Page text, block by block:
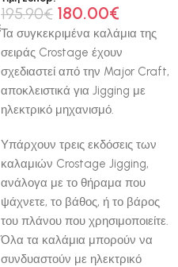
195.90€ 180.00€
Τα συγκεκριμένα καλάμια της
σειράς Crostage έχουν
σχεδιαστεί από την Major Craft,
αποκλειστικά για Jigging με
ηλεκτρικό μηχανισμό.
Υπάρχουν τρεις εκδόσεις των
καλαμιών Crostage Jigging,
ανάλογα με το θήραμα που
ψάχνετε, το βάθος, ή το βάρος
του πλάνου που χρησιμοποιείτε.
Όλα τα καλάμια μπορούν να
συνδυαστούν με ηλεκτρικό